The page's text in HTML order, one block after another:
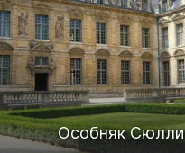
Особняк Сюлли